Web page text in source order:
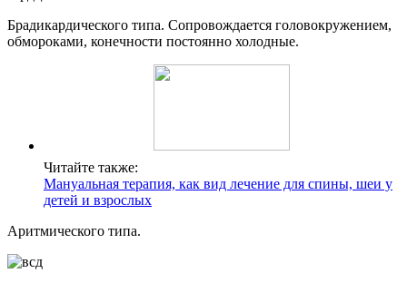
Брадикардического типа. Сопровождается головокружением,
обмороками, конечности постоянно холодные.
Читайте также:
Мануальная терапия, как вид лечение для спины, шеи у
детей и взрослых
Аритмического типа.